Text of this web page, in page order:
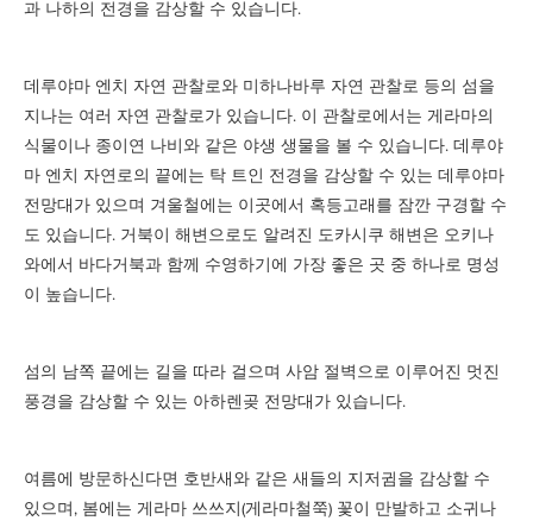
과 나하의 전경을 감상할 수 있습니다.
데루야마 엔치 자연 관찰로와 미하나바루 자연 관찰로 등의 섬을
지나는 여러 자연 관찰로가 있습니다. 이 관찰로에서는 게라마의
식물이나 종이연 나비와 같은 야생 생물을 볼 수 있습니다. 데루야
마 엔치 자연로의 끝에는 탁 트인 전경을 감상할 수 있는 데루야마
전망대가 있으며 겨울철에는 이곳에서 혹등고래를 잠깐 구경할 수
도 있습니다. 거북이 해변으로도 알려진 도카시쿠 해변은 오키나
와에서 바다거북과 함께 수영하기에 가장 좋은 곳 중 하나로 명성
이 높습니다.
섬의 남쪽 끝에는 길을 따라 걸으며 사암 절벽으로 이루어진 멋진
풍경을 감상할 수 있는 아하렌곶 전망대가 있습니다.
여름에 방문하신다면 호반새와 같은 새들의 지저귐을 감상할 수
있으며, 봄에는 게라마 쓰쓰지(게라마철쭉) 꽃이 만발하고 소귀나